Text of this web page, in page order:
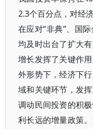
2.3个百分点，对经
在应对“非典”、国
均及时出台了扩大
增长发挥了关键作
外形势下，经济下
域和关键环节，发
调动民间投资的积
利长远的增量政策